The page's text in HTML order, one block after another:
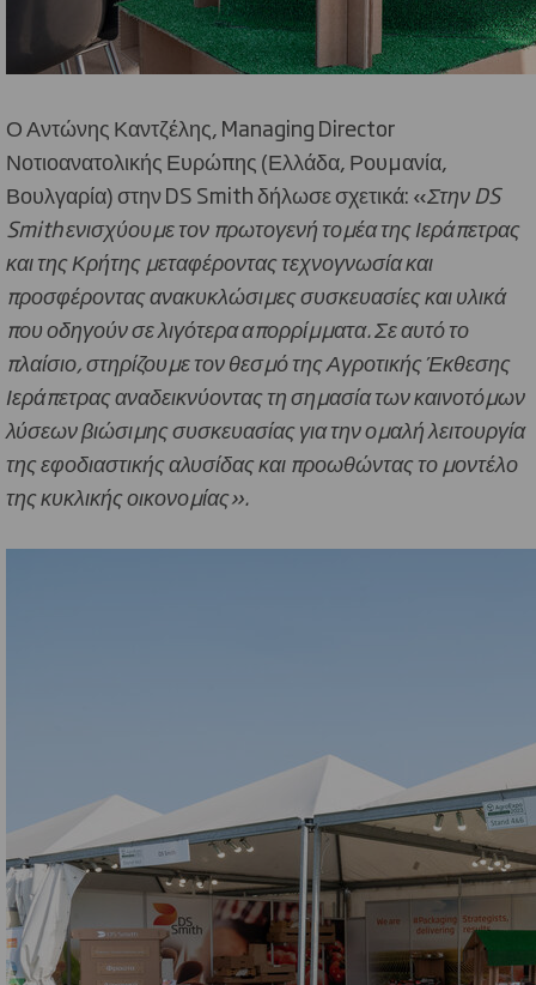
Ο Αντώνης Καντζέλης, Managing Director
Νοτιοανατολικής Ευρώπης (Ελλάδα, Ρουμανία,
Βουλγαρία) στην DS Smith δήλωσε σχετικά: «ΣτηνDS
Smithενισχύουμε τον πρωτογενή τομέα της Ιεράπετρας
και της Κρήτης μεταφέροντας τεχνογνωσία και
προσφέροντας ανακυκλώσιμες συσκευασίες και υλικά
που οδηγούν σε λιγότερα απορρίμματα. Σε αυτό το
πλαίσιο, στηρίζουμε τον θεσμό της Αγροτικής Έκθεσης
Ιεράπετρας αναδεικνύοντας τη σημασία των καινοτόμων
λύσεων βιώσιμης συσκευασίας για την ομαλή λειτουργία
της εφοδιαστικής αλυσίδας και προωθώντας το μοντέλο
της κυκλικής οικονομίας».